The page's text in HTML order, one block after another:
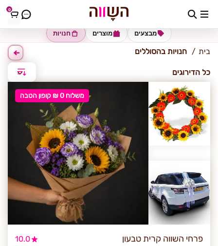
0 הסוללים
חנויות מוצרים מבצעים
בית חנויות בהסוללים
כל הדירוגים
משלוח 0 ₪ קופון הטבה
פרחי השווה קרית טבעון 10.0